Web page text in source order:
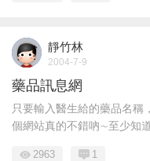
靜竹林
2004-7-9
藥品訊息網
只要輸入醫生給的藥品名稱
個網站真的不錯吶∼至少知道
2963 1